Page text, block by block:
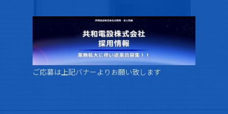
ご応募は上記バナーよりお願い致します